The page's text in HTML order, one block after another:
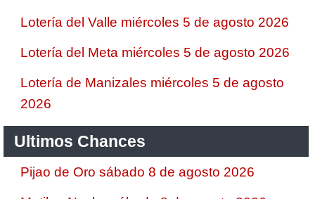
Lotería del Valle miércoles 5 de agosto 2026
Lotería del Meta miércoles 5 de agosto 2026
Lotería de Manizales miércoles 5 de agosto
2026
Ultimos Chances
Pijao de Oro sábado 8 de agosto 2026